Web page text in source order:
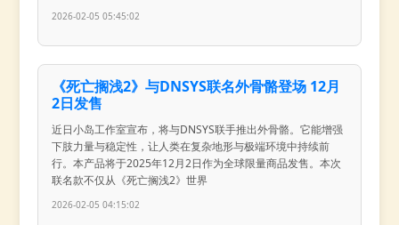
2026-02-05 05:45:02
《死亡搁浅2》与DNSYS联名外骨骼登场 12月
2日发售
近日小岛工作室宣布，将与DNSYS联手推出外骨骼。它能增强
下肢力量与稳定性，让人类在复杂地形与极端环境中持续前
行。本产品将于2025年12月2日作为全球限量商品发售。本次
联名款不仅从《死亡搁浅2》世界
2026-02-05 04:15:02